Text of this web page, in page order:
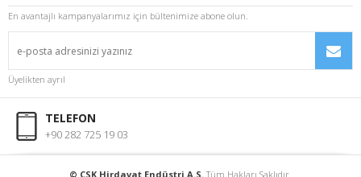
En avantajlı kampanyalarımız için bültenimize abone olun.
Üyelikten ayrıl
TELEFON
+90 282 725 19 03
© CSK Hirdavat Endüstri A.S. Tüm Hakları Saklıdır.